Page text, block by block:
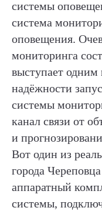
системы
система
оповещения.
мониторинга
выступает одним
надёжности
системы
канал связи от
и
Вот один из
города
аппаратный
системы,